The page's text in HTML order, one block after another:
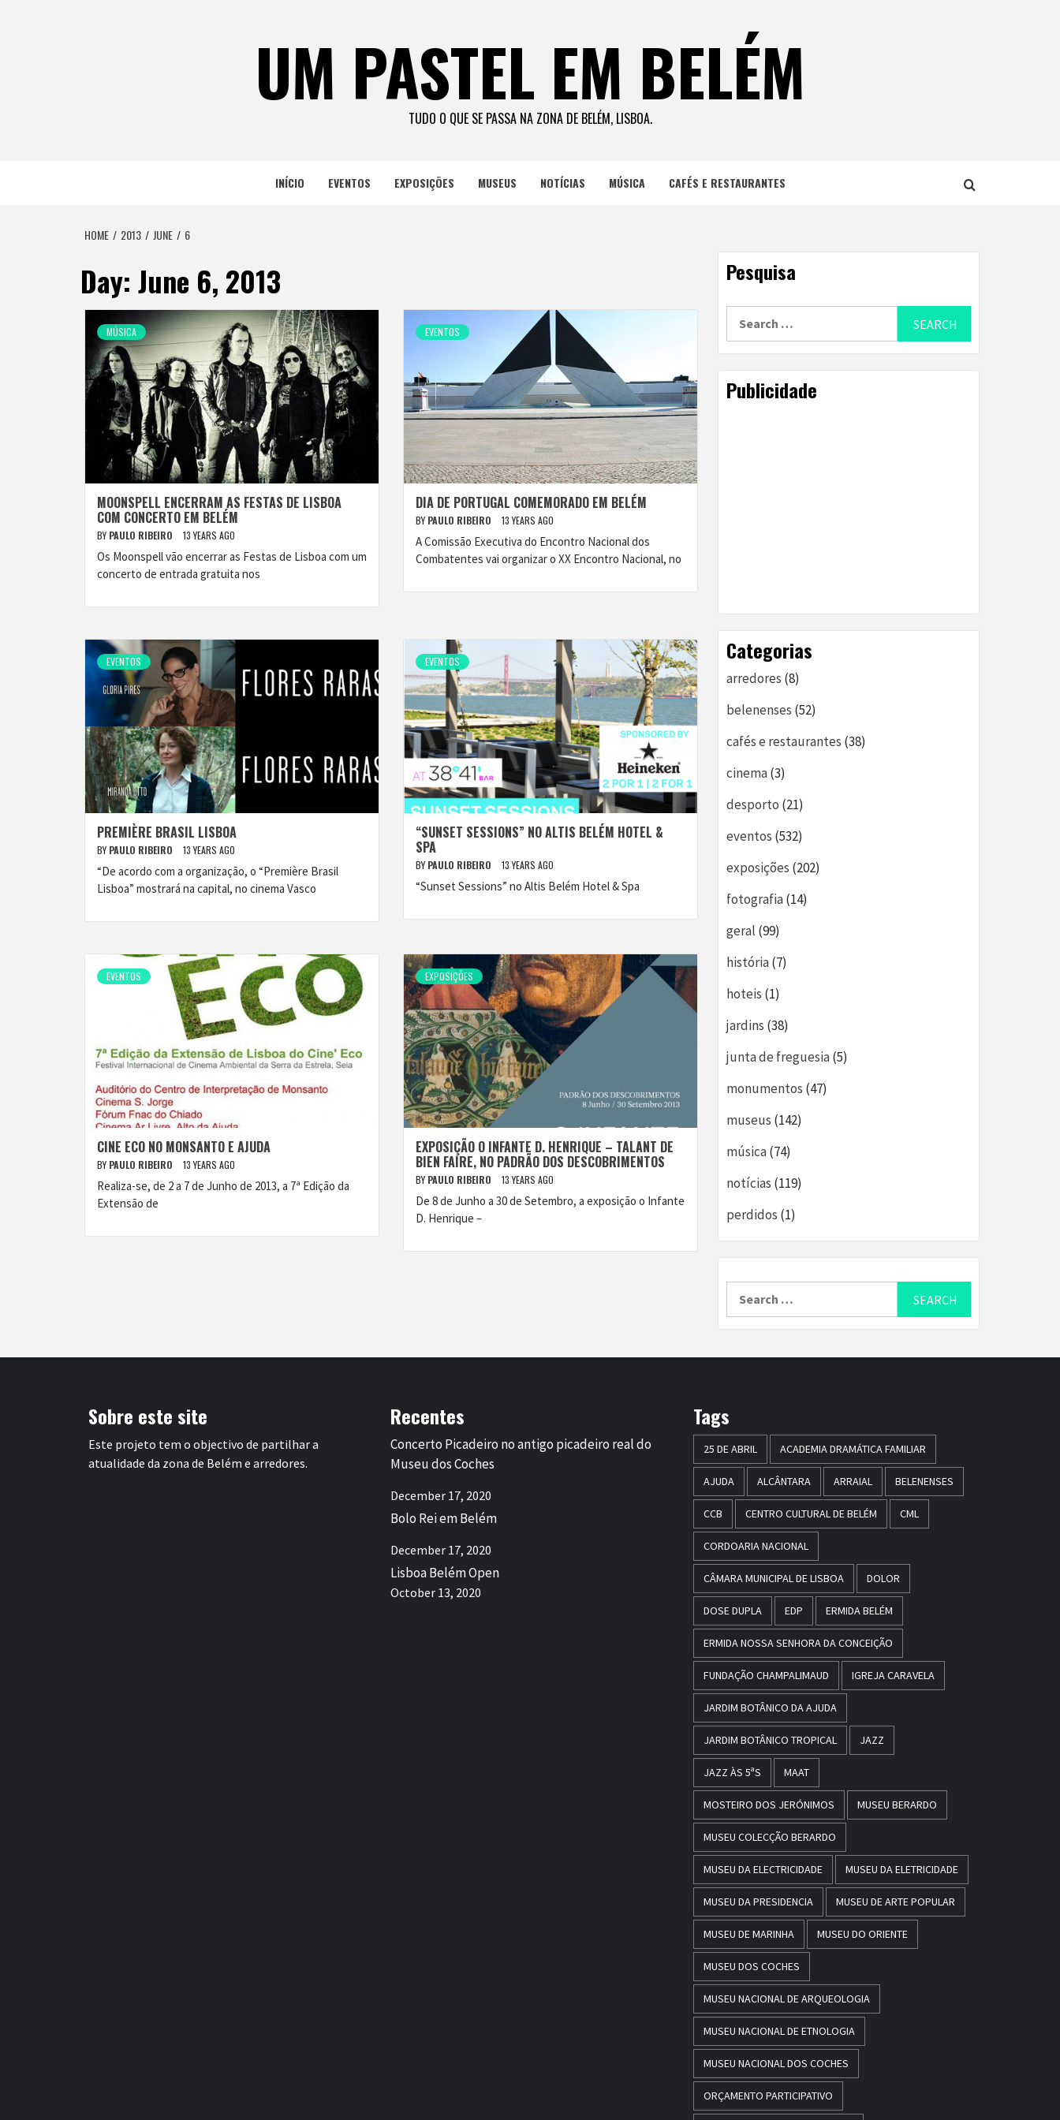
UM PASTEL EM BELÉM
TUDO O QUE SE PASSA NA ZONA DE BELÉM, LISBOA.
INÍCIO EVENTOS EXPOSIÇÕES MUSEUS NOTÍCIAS MÚSICA CAFÉS E RESTAURANTES
HOME 2013 JUNE 6
Day: June 6, 2013
MÚSICA
MOONSPELL ENCERRAM AS FESTAS DE LISBOA
COM CONCERTO EM BELÉM
BY PAULO RIBEIRO 13 YEARS AGO
Os Moonspell vão encerrar as Festas de Lisboa com um
concerto de entrada gratuita nos
EVENTOS
DIA DE PORTUGAL COMEMORADO EM BELÉM
BY PAULO RIBEIRO 13 YEARS AGO
A Comissão Executiva do Encontro Nacional dos
Combatentes vai organizar o XX Encontro Nacional, no
EVENTOS
PREMIÈRE BRASIL LISBOA
BY PAULO RIBEIRO 13 YEARS AGO
“De acordo com a organização, o “Première Brasil
Lisboa” mostrará na capital, no cinema Vasco
EVENTOS
“SUNSET SESSIONS” NO ALTIS BELÉM HOTEL &
SPA
BY PAULO RIBEIRO 13 YEARS AGO
“Sunset Sessions” no Altis Belém Hotel & Spa
EVENTOS
CINE ECO NO MONSANTO E AJUDA
BY PAULO RIBEIRO 13 YEARS AGO
Realiza-se, de 2 a 7 de Junho de 2013, a 7ª Edição da
Extensão de
EXPOSIÇÕES
EXPOSIÇÃO O INFANTE D. HENRIQUE – TALANT DE
BIEN FAIRE, NO PADRÃO DOS DESCOBRIMENTOS
BY PAULO RIBEIRO 13 YEARS AGO
De 8 de Junho a 30 de Setembro, a exposição o Infante
D. Henrique –
Pesquisa
Publicidade
Categorias
arredores (8)
belenenses (52)
cafés e restaurantes (38)
cinema(3)
desporto (21)
eventos (532)
exposições (202)
fotografia(14)
geral (99)
história(7)
hoteis (1)
jardins (38)
junta de freguesia(5)
monumentos (47)
museus (142)
música(74)
notícias (119)
perdidos (1)
Sobre este site
Este projeto tem o objectivo de partilhar a
atualidade da zona de Belém e arredores.
Recentes
Concerto Picadeiro no antigo picadeiro real do
Museu dos Coches
December 17, 2020
Bolo Rei em Belém
December 17, 2020
Lisboa Belém Open
October 13, 2020
Tags
25 DE ABRIL ACADEMIA DRAMÁTICA FAMILIAR
AJUDA ALCÂNTARA ARRAIAL BELENENSES
CCB CENTRO CULTURAL DE BELÉM CML
CORDOARIA NACIONAL
CÂMARA MUNICIPAL DE LISBOA DOLOR
DOSE DUPLA EDP ERMIDA BELÉM
ERMIDA NOSSA SENHORA DA CONCEIÇÃO
FUNDAÇÃO CHAMPALIMAUD IGREJA CARAVELA
JARDIM BOTÂNICO DA AJUDA
JARDIM BOTÂNICO TROPICAL JAZZ
JAZZ ÀS 5ªS MAAT
MOSTEIRO DOS JERÓNIMOS MUSEU BERARDO
MUSEU COLECÇÃO BERARDO
MUSEU DA ELECTRICIDADE MUSEU DA ELETRICIDADE
MUSEU DA PRESIDENCIA MUSEU DE ARTE POPULAR
MUSEU DE MARINHA MUSEU DO ORIENTE
MUSEU DOS COCHES
MUSEU NACIONAL DE ARQUEOLOGIA
MUSEU NACIONAL DE ETNOLOGIA
MUSEU NACIONAL DOS COCHES
ORÇAMENTO PARTICIPATIVO